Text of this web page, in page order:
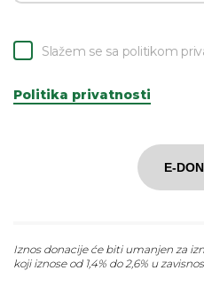
Slažem se sa politikom
Politika privatnosti
E-
Iznos donacije će biti umanjen za
koji iznose od 1,4% do 2,6% u